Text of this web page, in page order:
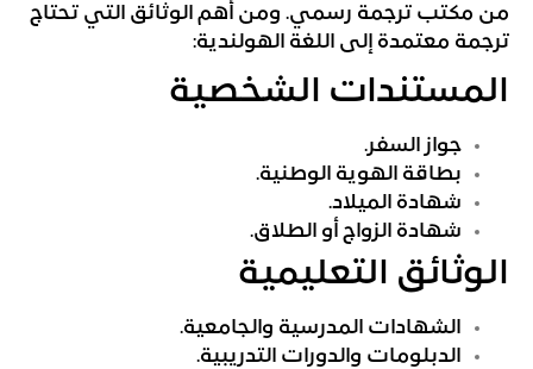
من مكتب ترجمة رسمي. ومن أهم الوثائق التي تحتاج
ترجمة معتمدة إلى اللغة الهولندية:
المستندات الشخصية
جواز السفر.
بطاقة الهوية الوطنية.
شهادة الميلاد.
شهادة الزواج أو الطلاق.
الوثائق التعليمية
الشهادات المدرسية والجامعية.
الدبلومات والدورات التدريبية.